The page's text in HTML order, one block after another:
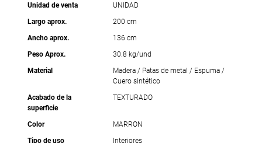
Unidad de venta
UNIDAD
Largo aprox.
200 cm
Ancho aprox.
136 cm
Peso Aprox.
30.8 kg/und
Material
Madera / Patas de metal / Espuma /
Cuero sintético
Acabado de la
superficie
TEXTURADO
Color
MARRON
Tipo de uso
Interiores